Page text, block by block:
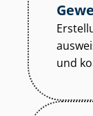
und